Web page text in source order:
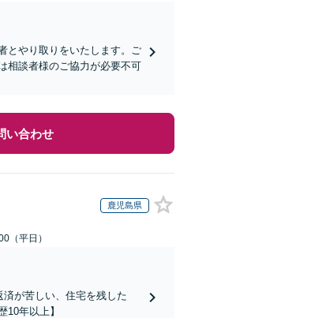
とやり取りをいたします。ご
相談者様のご協力が必要不可
い合わせ
鹿児島県
（平日）
済が苦しい、住宅を残した
年以上】